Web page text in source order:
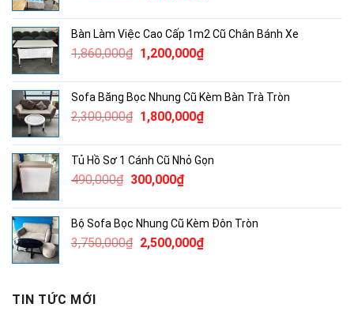
1,900,000₫.là:
1,500,000₫.
Bàn Làm Việc Cao Cấp 1m2 Cũ Chân Bánh Xe
1,860,000₫ Giá
1,860,000₫.
1,200,000₫Giá
là:
1,200,000₫.
Sofa Băng Bọc Nhung Cũ Kèm Bàn Trà Tròn
2,300,000₫ Giá
2,300,000₫.
1,800,000₫Giá
là:
Tủ Hồ Sơ 1 Cánh Cũ Nhỏ Gọn
490,000₫ Giá
490,000₫.
300,000₫Giá
là:
300,000₫.
Bộ Sofa Bọc Nhung Cũ Kèm Đôn Tròn
3,750,000₫ Giá
2,500,000₫Giá
TIN TỨC MỚI